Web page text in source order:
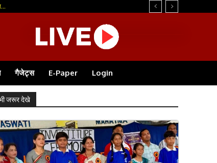
गैजेट्स E-Paper Login
जरूर देखे